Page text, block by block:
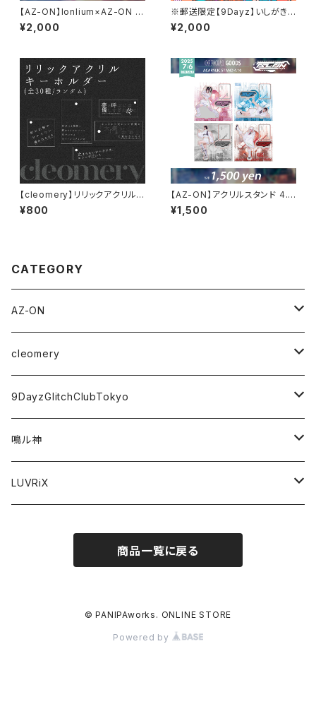
【AZ-ON】lonlium×AZ-ON s
plit CD「SAKIGAKE」
¥2,000
※郵送限定【9Dayz】いしがき
しのぶ。生誕靴下
¥2,000
【cleomery】リリックアクリルキ
ーホルダー
¥800
【AZ-ON】アクリルスタンド 4.1
0
¥1,500
CATEGORY
AZ-ON
チェキ券(現場受取)
アパレル
グッズ
オンラインチェキ
cleomery
チェキ券(現場受取)
アパレル
グッズ
9DayzGlitchClubTokyo
アパレル
グッズ
チェキ券(現場受取)
鳴ル神
アパレル
チェキ券(現場受取）
LUVRiX
商品一覧に戻る
© PANIPAworks. ONLINE STORE
Powered by